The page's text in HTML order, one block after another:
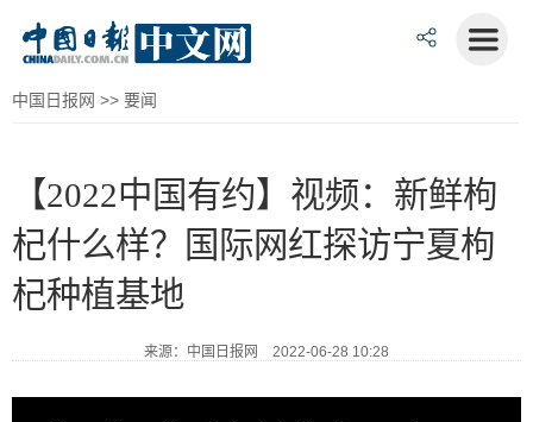
中国日报网 >> 要闻
【2022中国有约】视频：新鲜枸
杞什么样？国际网红探访宁夏枸
杞种植基地
来源：中国日报网 2022-06-28 10:28